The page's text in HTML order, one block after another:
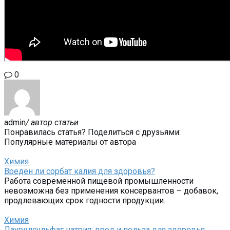
0
admin/ автор статьи
Понравилась статья? Поделиться с друзьями:
Популярные материалы от автора
Химия
Вреден ли сорбат калия для здоровья?
Работа современной пищевой промышленности
невозможна без применения консервантов – добавок,
продлевающих срок годности продукции.
Химия